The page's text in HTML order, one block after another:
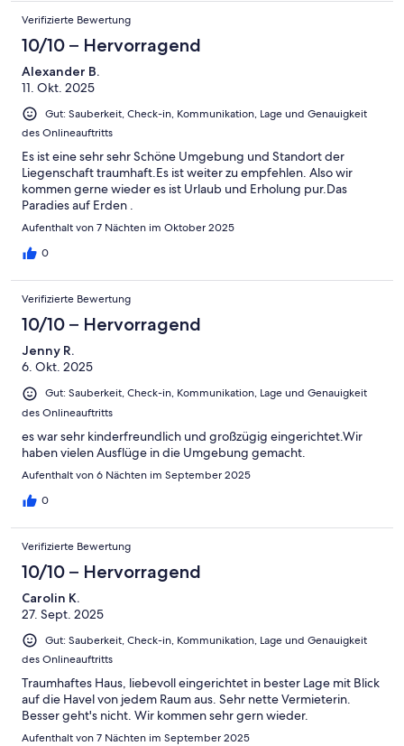
Verifizierte Bewertung
10/10 – Hervorragend
Alexander B.
11. Okt. 2025
Gut: Sauberkeit, Check-in, Kommunikation, Lage und Genauigkeit
des Onlineauftritts
Es ist eine sehr sehr Schöne Umgebung und Standort der
Liegenschaft traumhaft.Es ist weiter zu empfehlen. Also wir
kommen gerne wieder es ist Urlaub und Erholung pur.Das
Paradies auf Erden .
Aufenthalt von 7 Nächten im Oktober 2025
0
Verifizierte Bewertung
10/10 – Hervorragend
Jenny R.
6. Okt. 2025
Gut: Sauberkeit, Check-in, Kommunikation, Lage und Genauigkeit
des Onlineauftritts
es war sehr kinderfreundlich und großzügig eingerichtet.Wir
haben vielen Ausflüge in die Umgebung gemacht.
Aufenthalt von 6 Nächten im September 2025
0
Verifizierte Bewertung
10/10 – Hervorragend
Carolin K.
27. Sept. 2025
Gut: Sauberkeit, Check-in, Kommunikation, Lage und Genauigkeit
des Onlineauftritts
Traumhaftes Haus, liebevoll eingerichtet in bester Lage mit Blick
auf die Havel von jedem Raum aus. Sehr nette Vermieterin.
Besser geht's nicht. Wir kommen sehr gern wieder.
Aufenthalt von 7 Nächten im September 2025